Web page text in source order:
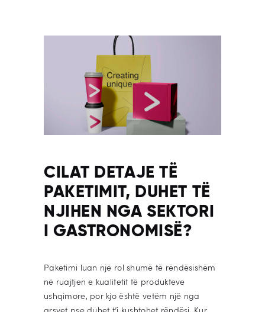
CILAT DETAJE TË
PAKETIMIT, DUHET TË
NJIHEN NGA SEKTORI
I GASTRONOMISË?
Paketimi luan një rol shumë të rëndësishëm
në ruajtjen e kualitetit të produkteve
ushqimore, por kjo është vetëm një nga